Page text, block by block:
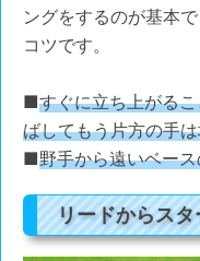
ングをするのが基本
コツです。
■すぐに立ち上がる
ばしてもう片方の手
■野手から遠いベー
リードからス